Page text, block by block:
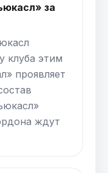
за
клуба этим
проявляет
ждут